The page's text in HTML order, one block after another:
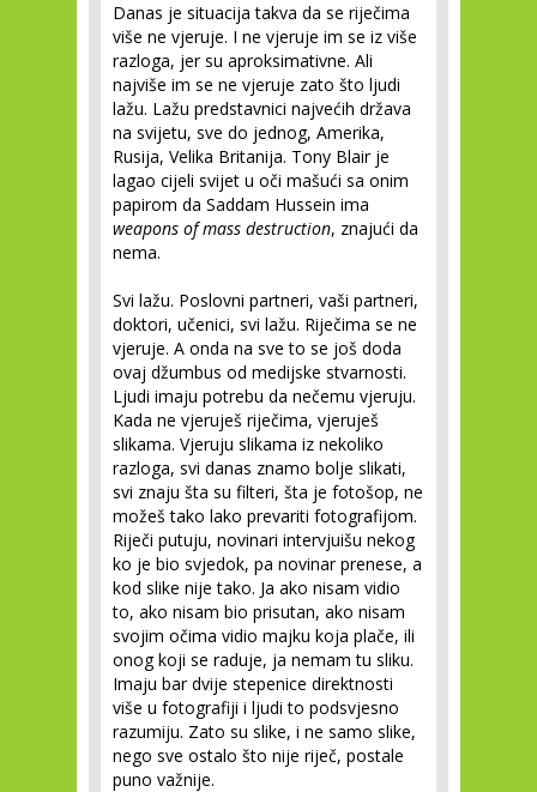
Danas je situacija takva da se riječima
više ne vjeruje. I ne vjeruje im se iz više
razloga, jer su aproksimativne. Ali
najviše im se ne vjeruje zato što ljudi
lažu. Lažu predstavnici najvećih država
na svijetu, sve do jednog, Amerika,
Rusija, Velika Britanija. Tony Blair je
lagao cijeli svijet u oči mašući sa onim
papirom da Saddam Hussein ima
weapons of mass destruction, znajući da
nema.
Svi lažu. Poslovni partneri, vaši partneri,
doktori, učenici, svi lažu. Riječima se ne
vjeruje. A onda na sve to se još doda
ovaj džumbus od medijske stvarnosti.
Ljudi imaju potrebu da nečemu vjeruju.
Kada ne vjeruješ riječima, vjeruješ
slikama. Vjeruju slikama iz nekoliko
razloga, svi danas znamo bolje slikati,
svi znaju šta su filteri, šta je fotošop, ne
možeš tako lako prevariti fotografijom.
Riječi putuju, novinari intervjuišu nekog
ko je bio svjedok, pa novinar prenese, a
kod slike nije tako. Ja ako nisam vidio
to, ako nisam bio prisutan, ako nisam
svojim očima vidio majku koja plače, ili
onog koji se raduje, ja nemam tu sliku.
Imaju bar dvije stepenice direktnosti
više u fotografiji i ljudi to podsvjesno
razumiju. Zato su slike, i ne samo slike,
nego sve ostalo što nije riječ, postale
puno važnije.